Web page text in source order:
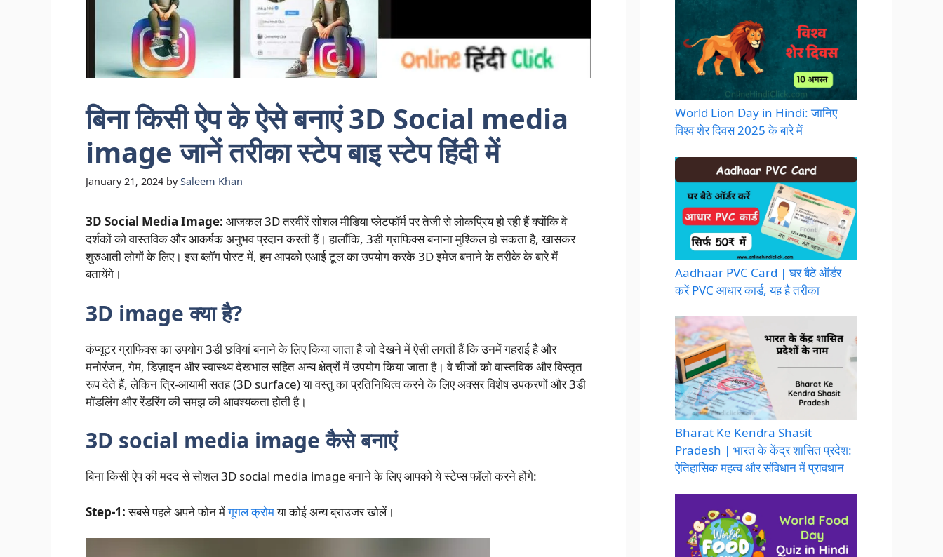
बिना किसी ऐप के ऐसे बनाएं 3D Social media
image जानें तरीका स्टेप बाइ स्टेप हिंदी में
January 21, 2024 bySaleem Khan
3D Social Media Image: आजकल 3D तस्वीरें सोशल मीडिया प्लेटफॉर्म पर तेजी से लोकप्रिय हो रही हैं क्योंकि वे
दर्शकों को वास्तविक और आकर्षक अनुभव प्रदान करती हैं। हालाँकि, 3डी ग्राफिक्स बनाना मुश्किल हो सकता है, खासकर
शुरुआती लोगों के लिए। इस ब्लॉग पोस्ट में, हम आपको एआई टूल का उपयोग करके 3D इमेज बनाने के तरीके के बारे में
बतायेंगे।
3D image क्या है?
कंप्यूटर ग्राफिक्स का उपयोग 3डी छवियां बनाने के लिए किया जाता है जो देखने में ऐसी लगती हैं कि उनमें गहराई है और
मनोरंजन, गेम, डिज़ाइन और स्वास्थ्य देखभाल सहित अन्य क्षेत्रों में उपयोग किया जाता है। वे चीजों को वास्तविक और विस्तृत
रूप देते हैं, लेकिन त्रि-आयामी सतह (3D surface) या वस्तु का प्रतिनिधित्व करने के लिए अक्सर विशेष उपकरणों और 3डी
मॉडलिंग और रेंडरिंग की समझ की आवश्यकता होती है।
3D social media image कैसे बनाएं
बिना किसी ऐप की मदद से सोशल 3D social media image बनाने के लिए आपको ये स्टेप्स फॉलो करने होंगे:
Step-1:सबसे पहले अपने फोन मेंगूगल क्रोमया कोई अन्य ब्राउजर खोलें।
World Lion Day in Hindi: जानिए
विश्व शेर दिवस 2025 के बारे में
Aadhaar PVC Card | घर बैठे ऑर्डर
करें PVC आधार कार्ड, यह है तरीका
Bharat Ke Kendra Shasit
Pradesh | भारत के केंद्र शासित प्रदेश:
ऐतिहासिक महत्व और संविधान में प्रावधान